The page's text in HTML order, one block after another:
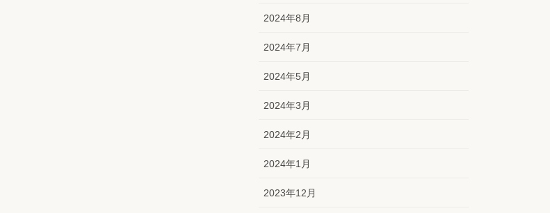
2024年8月
2024年7月
2024年5月
2024年3月
2024年2月
2024年1月
2023年12月